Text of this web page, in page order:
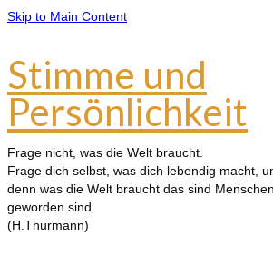
Skip to Main Content
Stimme und
Persönlichkeit
Frage nicht, was die Welt braucht.
Frage dich selbst, was dich lebendig macht,
denn was die Welt braucht das sind
geworden sind.
(H.Thurmann)